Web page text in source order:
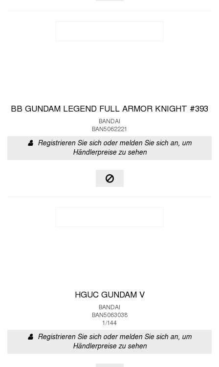
BB GUNDAM LEGEND FULL ARMOR KNIGHT #393
BANDAI
BAN5062221
Registrieren Sie sich oder melden Sie sich an, um
Händlerpreise zu sehen
HGUC GUNDAM V
BANDAI
BAN5063038
1/144
Registrieren Sie sich oder melden Sie sich an, um
Händlerpreise zu sehen